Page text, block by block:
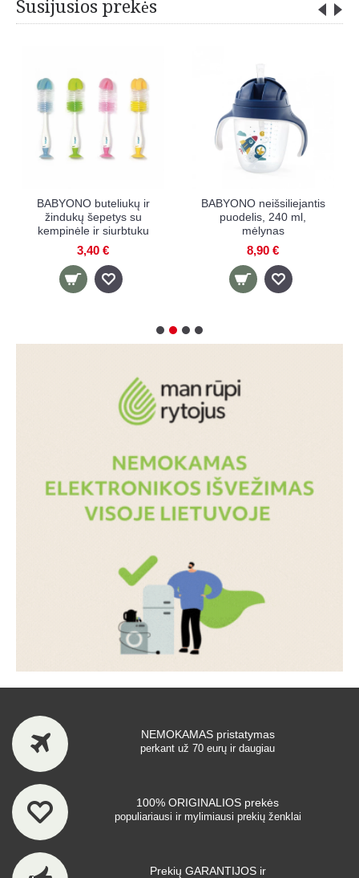
Susijusios prekės
BABYONO buteliukų ir
žindukų šepetys su
kempinėle ir siurbtuku
3,40 €
BABYONO neišsiliejantis
puodelis, 240 ml,
mėlynas
8,90 €
NEMOKAMAS pristatymas
perkant už 70 eurų ir daugiau
100% ORIGINALIOS prekės
populiariausi ir mylimiausi prekių ženklai
Prekių GARANTIJOS ir